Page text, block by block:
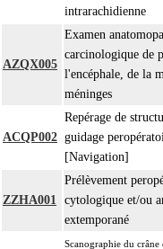
intrarachidienne
AZQX005
Examen
carcinologique de
l'encéphale, de la
méninges
ACQP002
Repérage de
guidage
[Navigation]
ZZHA001
Prélèvement
cytologique et/ou
extemporané
Scanographie du crâne